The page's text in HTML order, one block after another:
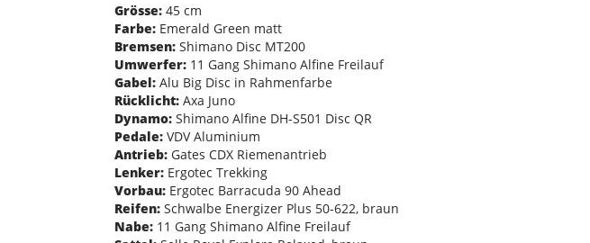
Grösse: 45 cm
Farbe: Emerald Green matt
Bremsen: Shimano Disc MT200
Umwerfer: 11 Gang Shimano Alfine Freilauf
Gabel: Alu Big Disc in Rahmenfarbe
Rücklicht: Axa Juno
Dynamo: Shimano Alfine DH-S501 Disc QR
Pedale: VDV Aluminium
Antrieb: Gates CDX Riemenantrieb
Lenker: Ergotec Trekking
Vorbau: Ergotec Barracuda 90 Ahead
Reifen: Schwalbe Energizer Plus 50-622, braun
Nabe: 11 Gang Shimano Alfine Freilauf